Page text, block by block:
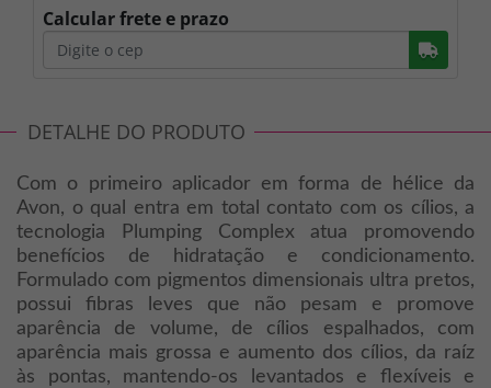
Calcular frete e prazo
DETALHE DO PRODUTO
Com o primeiro aplicador em forma de hélice da
Avon, o qual entra em total contato com os cílios, a
tecnologia Plumping Complex atua promovendo
benefícios de hidratação e condicionamento.
Formulado com pigmentos dimensionais ultra pretos,
possui fibras leves que não pesam e promove
aparência de volume, de cílios espalhados, com
aparência mais grossa e aumento dos cílios, da raíz
às pontas, mantendo-os levantados e flexíveis e